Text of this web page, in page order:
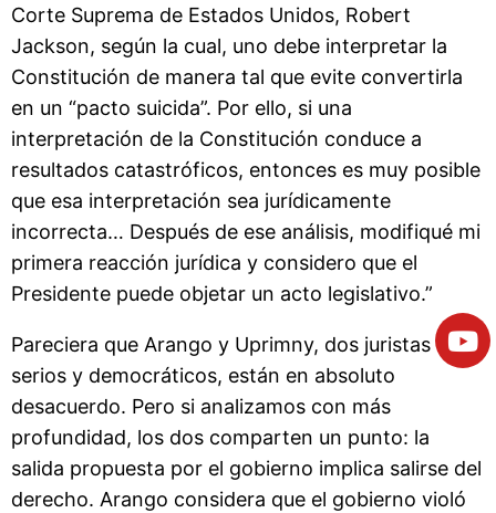
Corte Suprema de Estados Unidos, Robert
Jackson, según la cual, uno debe interpretar la
Constitución de manera tal que evite convertirla
en un “pacto suicida”. Por ello, si una
interpretación de la Constitución conduce a
resultados catastróficos, entonces es muy posible
que esa interpretación sea jurídicamente
incorrecta… Después de ese análisis, modifiqué mi
primera reacción jurídica y considero que el
Presidente puede objetar un acto legislativo.”
Pareciera que Arango y Uprimny, dos juristas
serios y democráticos, están en absoluto
desacuerdo. Pero si analizamos con más
profundidad, los dos comparten un punto: la
salida propuesta por el gobierno implica salirse del
derecho. Arango considera que el gobierno violó